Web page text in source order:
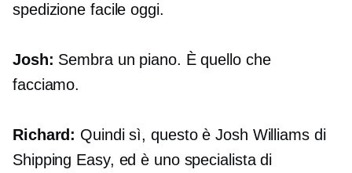
spedizione facile oggi.
Josh: Sembra un piano. È quello che
facciamo.
Richard: Quindi sì, questo è Josh Williams di
Shipping Easy, ed è uno specialista di